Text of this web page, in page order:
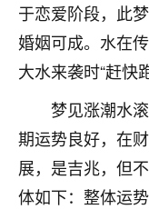
于恋爱阶段，此
婚姻可成。水在
大水来袭时“赶快
梦见涨潮水
期运势良好，在
展，是吉兆，但
体如下：整体运
12小时前 来自
心心相印
问题，反正就
题，后来无意
之后，心情豁
果问题。今年
了，老师说